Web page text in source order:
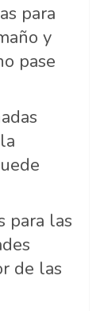
para
y
pase
para las
de las